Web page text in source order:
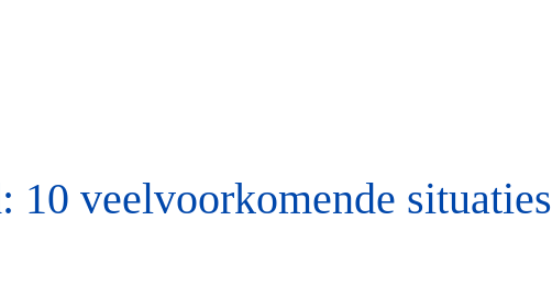
10 veelvoorkomende situaties